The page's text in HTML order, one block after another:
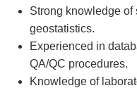
Strong knowledge of
geostatistics.
Experienced in
QA/QC procedures.
Knowledge of